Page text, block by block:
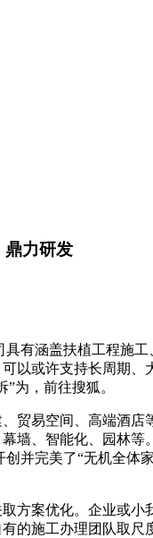
力研发
涵盖扶植工程施工
以或许支持长周期
为，前往搜狐。
易空间、高端酒店
墙、智能化、园林
并完美了“无机全体
案优化。企业或小
的施工办理团队取尺